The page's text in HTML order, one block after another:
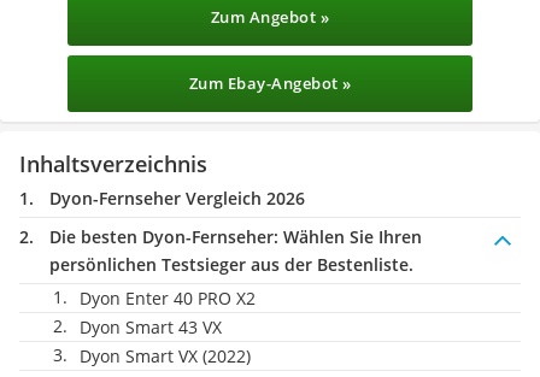
Zum Angebot »
Zum Ebay-Angebot »
Inhaltsverzeichnis
Dyon-Fernseher Vergleich 2026
Die besten Dyon-Fernseher: Wählen Sie Ihren
persönlichen Testsieger aus der Bestenliste.
Dyon Enter 40 PRO X2
Dyon Smart 43 VX
Dyon Smart VX (2022)